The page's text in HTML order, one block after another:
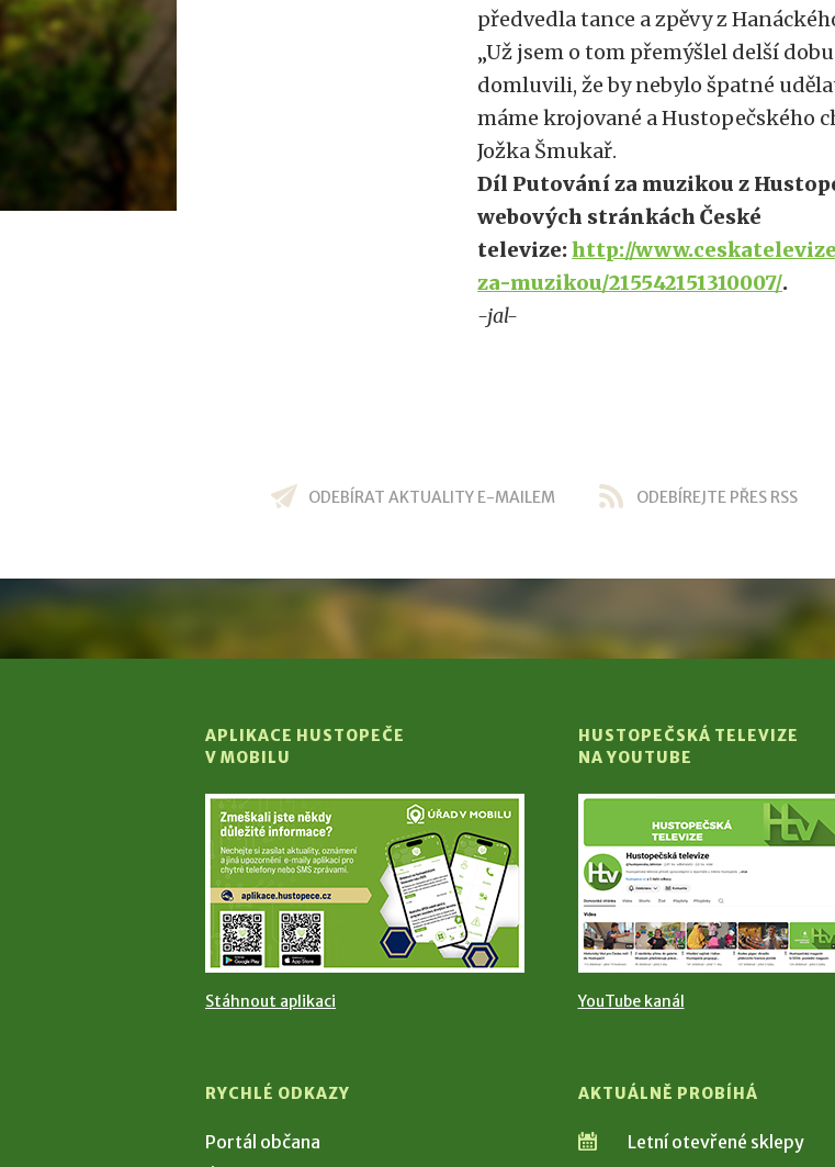
předvedla tance a zpěvy z
„Už jsem o tom přemýšlel delší
domluvili, že by nebylo špatné
máme krojované a Hustopečského
Jožka Šmukař.
Díl Putování za muzikou z
webových stránkách České
televize:http://
za-muzikou/215542151310007/.
-jal-
ODEBÍRAT AKTUALITY E-MAILEM ODEBÍREJTE PŘES RSS
APLIKACE HUSTOPEČE
V MOBILU
Stáhnout aplikaci
HUSTOPEČSKÁ TELEVIZE
NA YOUTUBE
YouTube kanál
RYCHLÉ ODKAZY
Portál občana
AKTUÁLNĚ PROBÍHÁ
Letní otevřené sklepy